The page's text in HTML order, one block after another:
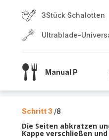
3Stück Schalotten
Ultrablade-
Manual P
Schritt 3 /8
Die Seiten abkratzen
Kappe verschließen